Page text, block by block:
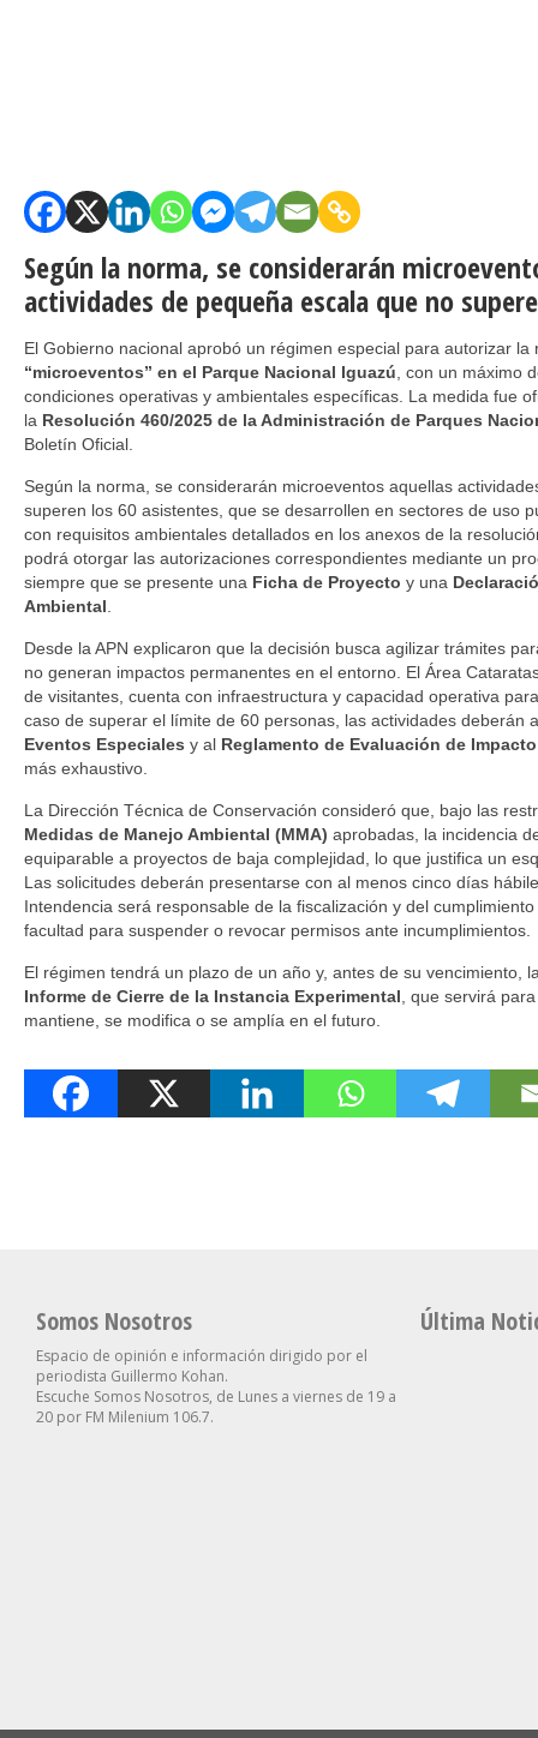
Según la norma, se considerarán
actividades de pequeña escala que no
El Gobierno nacional aprobó un régimen especial para autorizar la
“microeventos” en el Parque Nacional Iguazú , con un máximo
condiciones operativas y ambientales específicas. La medida fue
la Resolución 460/2025 de la Administración de Parques
Boletín Oficial.
Según la norma, se considerarán microeventos aquellas
superen los 60 asistentes, que se desarrollen en sectores de uso
con requisitos ambientales detallados en los anexos de la
podrá otorgar las autorizaciones correspondientes mediante un
siempre que se presente una Ficha de Proyecto y una
Ambiental
Desde la APN explicaron que la decisión busca agilizar trámites
no generan impactos permanentes en el entorno. El Área
de visitantes, cuenta con infraestructura y capacidad operativa
caso de superar el límite de 60 personas, las actividades deberán
Eventos Especiales y al Reglamento de Evaluación de
más exhaustivo.
La Dirección Técnica de Conservación consideró que, bajo las
Medidas de Manejo Ambiental (MMA) aprobadas, la incidencia
equiparable a proyectos de baja complejidad, lo que justifica un
Las solicitudes deberán presentarse con al menos cinco días
Intendencia será responsable de la fiscalización y del
facultad para suspender o revocar permisos ante incumplimientos.
El régimen tendrá un plazo de un año y, antes de su vencimiento,
Informe de Cierre de la Instancia Experimental , que servirá
mantiene, se modifica o se amplía en el futuro.
Somos Nosotros
Espacio de opinión e información dirigido por el
periodista Guillermo Kohan.
Escuche Somos Nosotros, de Lunes a viernes de 19 a
20 por FM Milenium 106.7.
Última